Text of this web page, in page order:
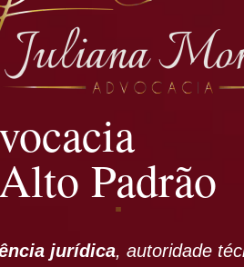
Padrão
jurídica, autoridade